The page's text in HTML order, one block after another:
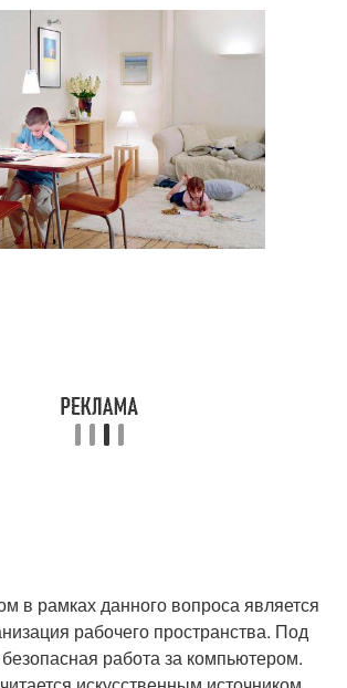
в рамках данного вопроса является
рабочего пространства. Под
работа за компьютером.